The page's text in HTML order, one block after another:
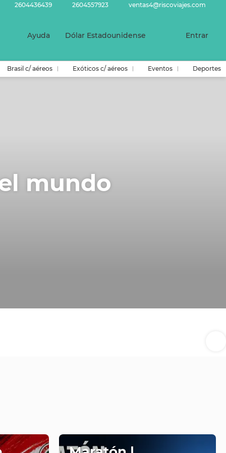
2604436439 2604557923 ventas4@riscoviajes.com
Ayuda Dólar Estadounidense Entrar
Brasil c/ aéreos Exóticos c/ aéreos Eventos Deportes
mundo